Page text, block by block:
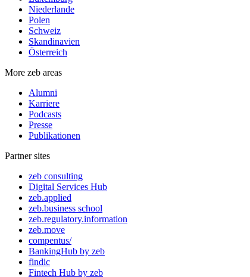
Niederlande
Polen
Schweiz
Skandinavien
Österreich
More zeb areas
Alumni
Karriere
Podcasts
Presse
Publikationen
Partner sites
zeb consulting
Digital Services Hub
zeb.applied
zeb.business school
zeb.regulatory.information
zeb.move
compentus/
BankingHub by zeb
findic
Fintech Hub by zeb